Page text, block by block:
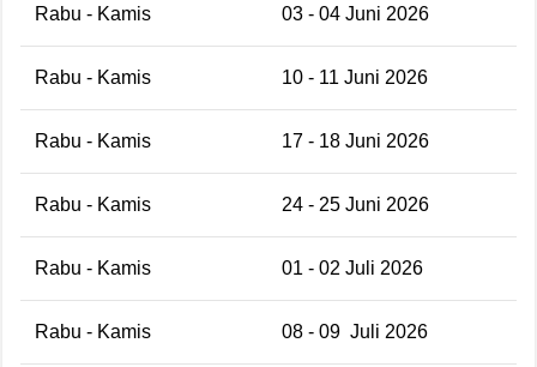
Rabu - Kamis 03 - 04 Juni 2026
Rabu - Kamis 10 - 11 Juni 2026
Rabu - Kamis 17 - 18 Juni 2026
Rabu - Kamis 24 - 25 Juni 2026
Rabu - Kamis 01 - 02 Juli 2026
Rabu - Kamis 08 - 09 Juli 2026